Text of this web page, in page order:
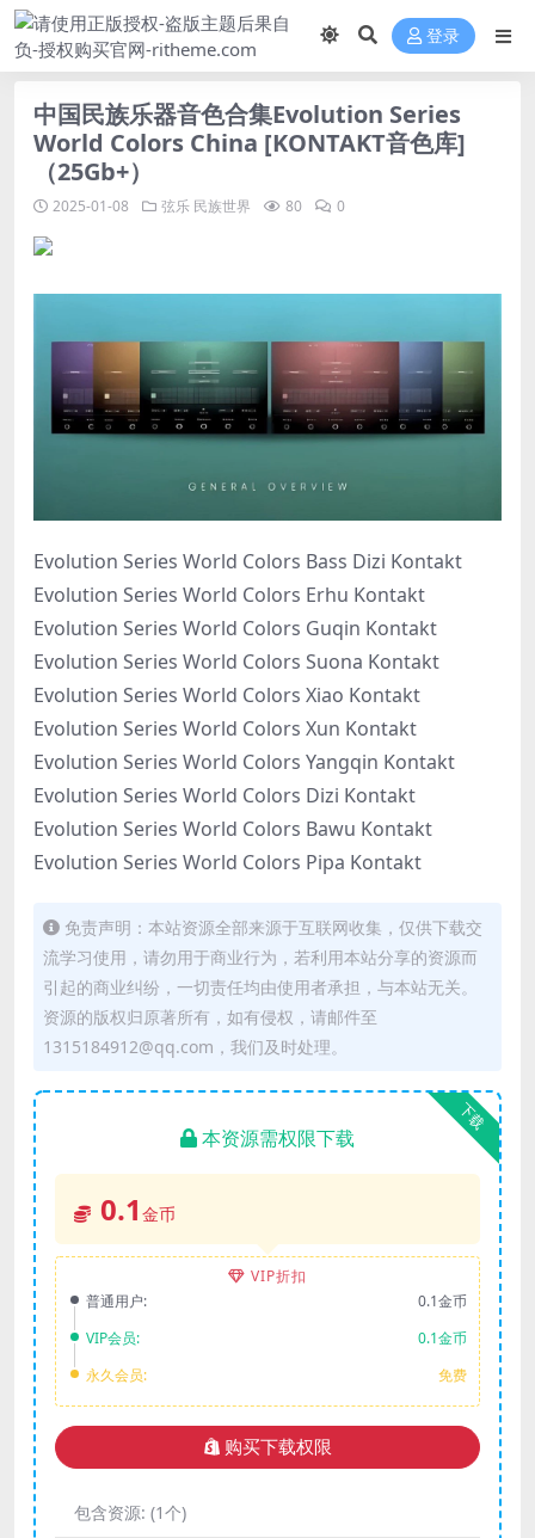
登录
中国民族乐器音色合集Evolution Series
World Colors China [KONTAKT音色库]
（25Gb+）
2025-01-08 弦乐 民族世界 80 0
Evolution Series World Colors Bass Dizi Kontakt
Evolution Series World Colors Erhu Kontakt
Evolution Series World Colors Guqin Kontakt
Evolution Series World Colors Suona Kontakt
Evolution Series World Colors Xiao Kontakt
Evolution Series World Colors Xun Kontakt
Evolution Series World Colors Yangqin Kontakt
Evolution Series World Colors Dizi Kontakt
Evolution Series World Colors Bawu Kontakt
Evolution Series World Colors Pipa Kontakt
免责声明：本站资源全部来源于互联网收集，仅供下载交
流学习使用，请勿用于商业行为，若利用本站分享的资源而
引起的商业纠纷，一切责任均由使用者承担，与本站无关。
资源的版权归原著所有，如有侵权，请邮件至
1315184912@qq.com，我们及时处理。
下载
本资源需权限下载
0.1 金币
VIP折扣
普通用户:
0.1金币
VIP会员:
0.1金币
永久会员:
免费
购买下载权限
包含资源: (1个)